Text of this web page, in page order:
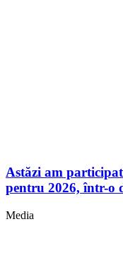
Astăzi am
pentru 2026, într-o
Media